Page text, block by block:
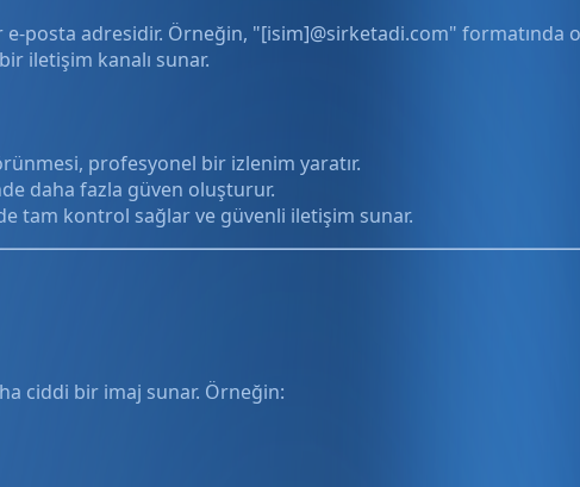
e-posta adresidir. Örneğin, "[isim]@sirketadi.com"
iletişim kanalı sunar.
profesyonel bir izlenim yaratır.
daha fazla güven oluşturur.
tam kontrol sağlar ve güvenli iletişim sunar.
ciddi bir imaj sunar. Örneğin: